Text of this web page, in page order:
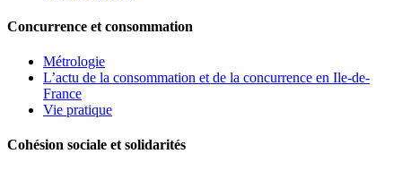
Concurrence et consommation
Métrologie
L’actu de la consommation et de la concurrence en Ile-de-
France
Vie pratique
Cohésion sociale et solidarités